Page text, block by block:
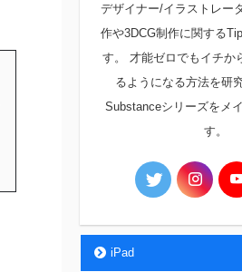
デザイナー/イラストレー
作や3DCG制作に関する
す。 才能ゼロでもイチか
るようになる方法を研
Substanceシリーズをメ
す。
iPad